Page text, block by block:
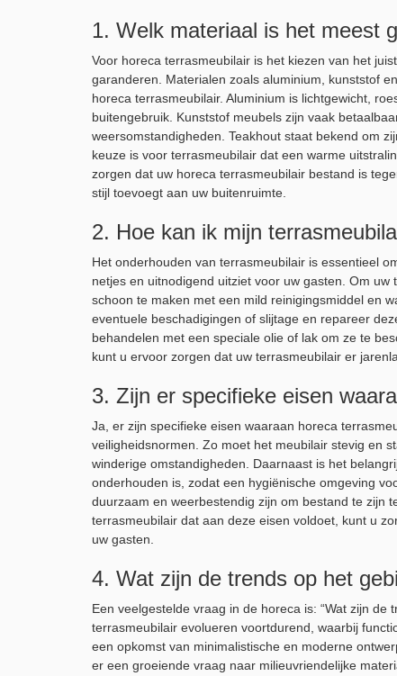
1. Welk materiaal is het meest
Voor horeca terrasmeubilair is het kiezen van het
garanderen. Materialen zoals aluminium, kunststof
horeca terrasmeubilair. Aluminium is lichtgewicht,
buitengebruik. Kunststof meubels zijn vaak
weersomstandigheden. Teakhout staat bekend om
keuze is voor terrasmeubilair dat een warme
zorgen dat uw horeca terrasmeubilair bestand is
stijl toevoegt aan uw buitenruimte.
2. Hoe kan ik mijn
Het onderhouden van terrasmeubilair is essentieel
netjes en uitnodigend uitziet voor uw gasten. Om
schoon te maken met een mild reinigingsmiddel en
eventuele beschadigingen of slijtage en repareer
behandelen met een speciale olie of lak om ze te
kunt u ervoor zorgen dat uw terrasmeubilair er
3. Zijn er specifieke eisen
Ja, er zijn specifieke eisen waaraan horeca
veiligheidsnormen. Zo moet het meubilair stevig en
winderige omstandigheden. Daarnaast is het
onderhouden is, zodat een hygiënische omgeving
duurzaam en weerbestendig zijn om bestand te zijn
terrasmeubilair dat aan deze eisen voldoet, kunt u
uw gasten.
4. Wat zijn de trends op het
Een veelgestelde vraag in de horeca is: “Wat zijn
terrasmeubilair evolueren voortdurend, waarbij
een opkomst van minimalistische en moderne
er een groeiende vraag naar milieuvriendelijke